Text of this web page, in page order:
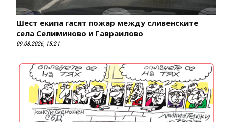
Шест екипа гасят пожар между сливенските
села Селиминово и Гавраилово
09.08.2026, 15:21